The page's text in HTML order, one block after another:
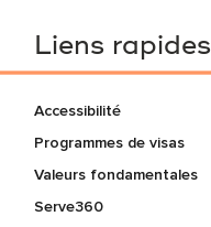
Liens rapides
Accessibilité
Programmes de visas
Valeurs fondamentales
Serve360